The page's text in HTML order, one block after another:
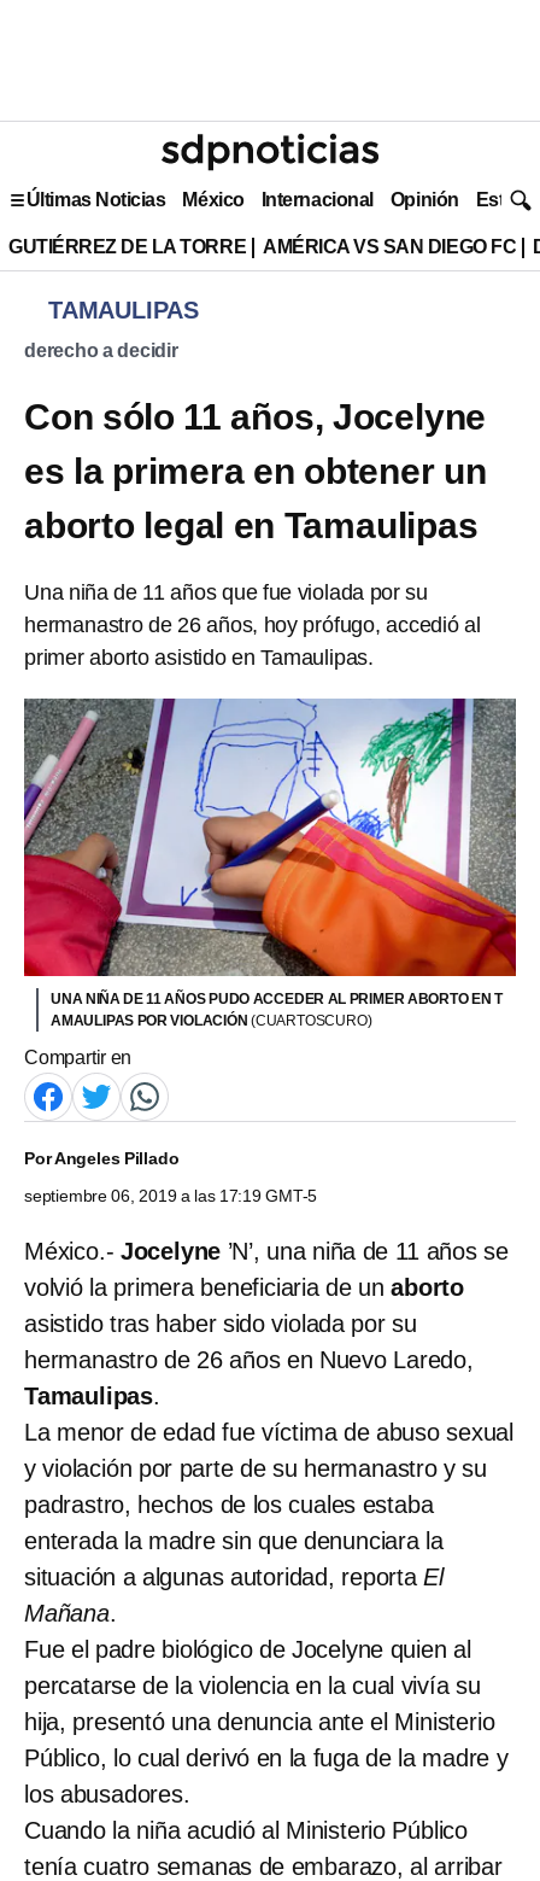
Últimas Noticias México Internacional Opinión Estilo
GUTIÉRREZ DE LA TORRE AMÉRICA VS SAN DIEGO FC
TAMAULIPAS
derecho a decidir
Con sólo 11 años, Jocelyne
es la primera en obtener un
aborto legal en Tamaulipas
Una niña de 11 años que fue violada por su
hermanastro de 26 años, hoy prófugo, accedió al
primer aborto asistido en Tamaulipas.
UNA NIÑA DE 11 AÑOS PUDO ACCEDER AL PRIMER ABORTO EN T
AMAULIPAS POR VIOLACIÓN(CUARTOSCURO)
Compartir en
PorAngeles Pillado
septiembre 06, 2019 a las 17:19 GMT-5
México.- Jocelyne ’N’, una niña de 11 años se
volvió la primera beneficiaria de unaborto
asistido tras haber sido violada por su
hermanastro de 26 años en Nuevo Laredo,
Tamaulipas.
La menor de edad fue víctima de abuso sexual
y violación por parte de su hermanastro y su
padrastro, hechos de los cuales estaba
enterada la madre sin que denunciara la
situación a algunas autoridad, reportaEl
Mañana.
Fue el padre biológico de Jocelyne quien al
percatarse de la violencia en la cual vivía su
hija, presentó una denuncia ante el Ministerio
Público, lo cual derivó en la fuga de la madre y
los abusadores.
Cuando la niña acudió al Ministerio Público
tenía cuatro semanas de embarazo, al arribar